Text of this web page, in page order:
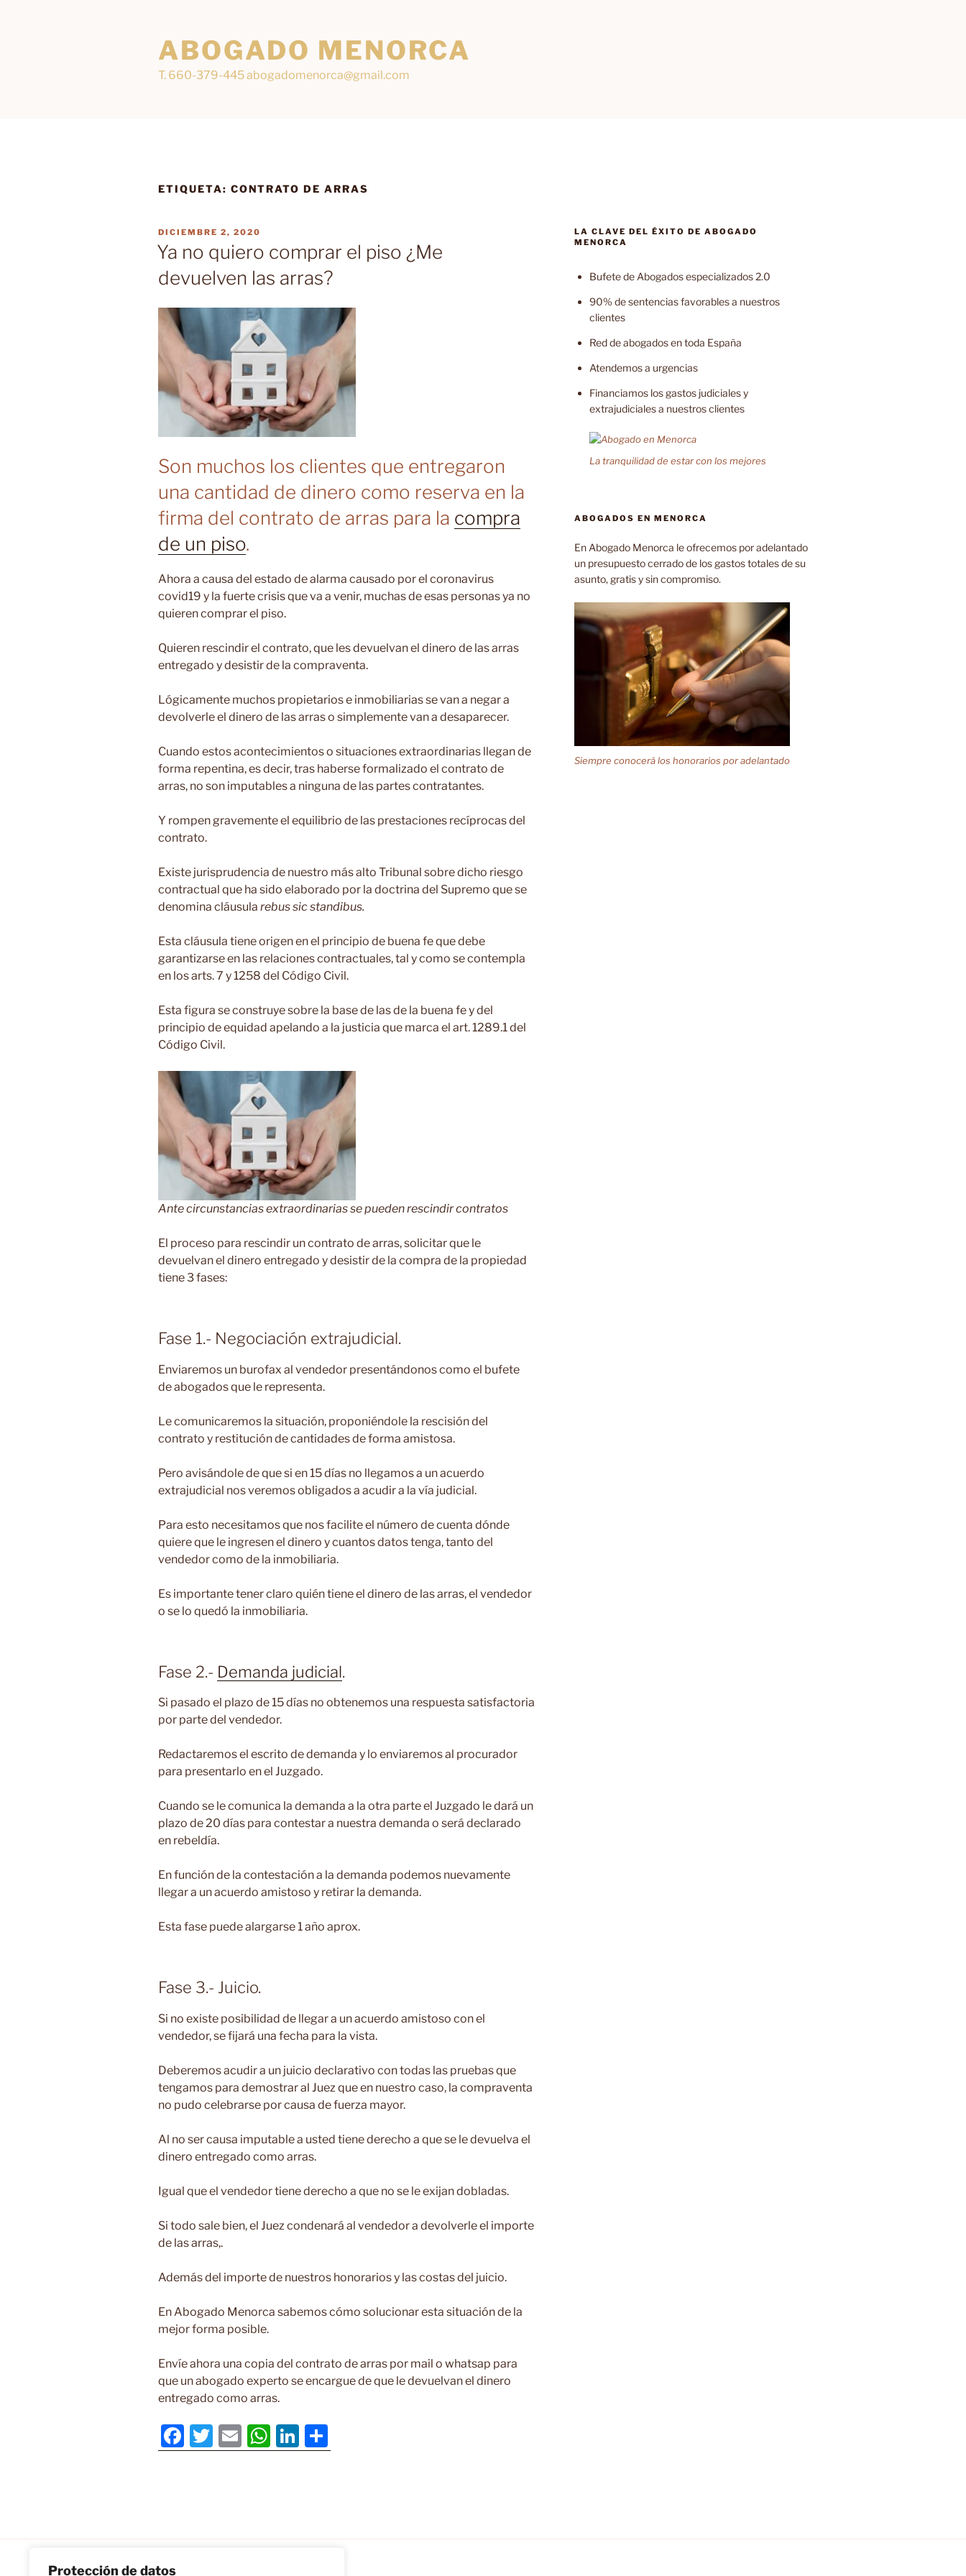
Protección de datos
ABOGADO MENORCA
T. 660-379-445 abogadomenorca@gmail.com
ETIQUETA: CONTRATO DE ARRAS
PUBLICADO
EL
DICIEMBRE 2, 2020
Ya no quiero comprar el piso ¿Me
devuelven las arras?
Son muchos los clientes que entregaron
una cantidad de dinero como reserva en la
firma del contrato de arras para la compra
de un piso.
Ahora a causa del estado de alarma causado por el coronavirus
covid19 y la fuerte crisis que va a venir, muchas de esas personas ya no
quieren comprar el piso.
Quieren rescindir el contrato, que les devuelvan el dinero de las arras
entregado y desistir de la compraventa.
Lógicamente muchos propietarios e inmobiliarias se van a negar a
devolverle el dinero de las arras o simplemente van a desaparecer.
Cuando estos acontecimientos o situaciones extraordinarias llegan de
forma repentina, es decir, tras haberse formalizado el contrato de
arras, no son imputables a ninguna de las partes contratantes.
Y rompen gravemente el equilibrio de las prestaciones recíprocas del
contrato.
Existe jurisprudencia de nuestro más alto Tribunal sobre dicho riesgo
contractual que ha sido elaborado por la doctrina del Supremo que se
denomina cláusula rebus sic standibus.
Esta cláusula tiene origen en el principio de buena fe que debe
garantizarse en las relaciones contractuales, tal y como se contempla
en los arts. 7 y 1258 del Código Civil.
Esta figura se construye sobre la base de las de la buena fe y del
principio de equidad apelando a la justicia que marca el art. 1289.1 del
Código Civil.
Ante circunstancias extraordinarias se pueden rescindir contratos
El proceso para rescindir un contrato de arras, solicitar que le
devuelvan el dinero entregado y desistir de la compra de la propiedad
tiene 3 fases:
Fase 1.- Negociación extrajudicial.
Enviaremos un burofax al vendedor presentándonos como el bufete
de abogados que le representa.
Le comunicaremos la situación, proponiéndole la rescisión del
contrato y restitución de cantidades de forma amistosa.
Pero avisándole de que si en 15 días no llegamos a un acuerdo
extrajudicial nos veremos obligados a acudir a la vía judicial.
Para esto necesitamos que nos facilite el número de cuenta dónde
quiere que le ingresen el dinero y cuantos datos tenga, tanto del
vendedor como de la inmobiliaria.
Es importante tener claro quién tiene el dinero de las arras, el vendedor
o se lo quedó la inmobiliaria.
Fase 2.- Demanda judicial.
Si pasado el plazo de 15 días no obtenemos una respuesta satisfactoria
por parte del vendedor.
Redactaremos el escrito de demanda y lo enviaremos al procurador
para presentarlo en el Juzgado.
Cuando se le comunica la demanda a la otra parte el Juzgado le dará un
plazo de 20 días para contestar a nuestra demanda o será declarado
en rebeldía.
En función de la contestación a la demanda podemos nuevamente
llegar a un acuerdo amistoso y retirar la demanda.
Esta fase puede alargarse 1 año aprox.
Fase 3.- Juicio.
Si no existe posibilidad de llegar a un acuerdo amistoso con el
vendedor, se fijará una fecha para la vista.
Deberemos acudir a un juicio declarativo con todas las pruebas que
tengamos para demostrar al Juez que en nuestro caso, la compraventa
no pudo celebrarse por causa de fuerza mayor.
Al no ser causa imputable a usted tiene derecho a que se le devuelva el
dinero entregado como arras.
Igual que el vendedor tiene derecho a que no se le exijan dobladas.
Si todo sale bien, el Juez condenará al vendedor a devolverle el importe
de las arras,.
Además del importe de nuestros honorarios y las costas del juicio.
En Abogado Menorca sabemos cómo solucionar esta situación de la
mejor forma posible.
Envíe ahora una copia del contrato de arras por mail o whatsap para
que un abogado experto se encargue de que le devuelvan el dinero
entregado como arras.
F
a
T
w
E
m
W
h
Li
n o
LA CLAVE DEL ÉXITO DE ABOGADO
MENORCA
Bufete de Abogados especializados 2.0
90% de sentencias favorables a nuestros
clientes
Red de abogados en toda España
Atendemos a urgencias
Financiamos los gastos judiciales y
extrajudiciales a nuestros clientes
La tranquilidad de estar con los mejores
ABOGADOS EN MENORCA
En Abogado Menorca le ofrecemos por adelantado
un presupuesto cerrado de los gastos totales de su
asunto, gratis y sin compromiso.
Siempre conocerá los honorarios por adelantado